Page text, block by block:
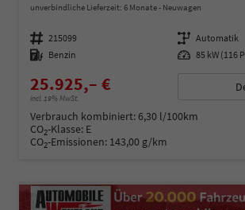
unverbindliche Lieferzeit: 6 Monate Neuwagen
Fahrzeugnummer 215099 Getriebe Automatik
Kraftstoff Benzin Leistung 85 kW (116
25.925,– €
incl. 19% MwSt.
Verbrauch kombiniert:6,30 l/100km
CO2-Klasse: E
CO2-Emissionen: 143,00 g/km